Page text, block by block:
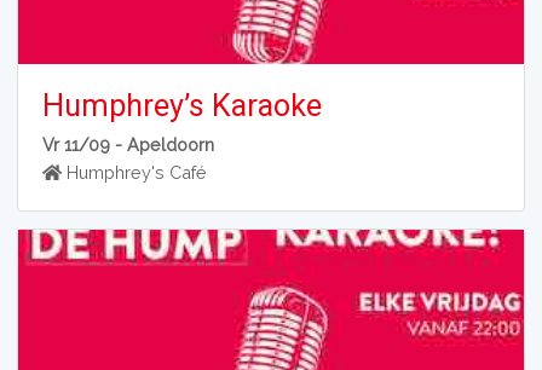
Humphrey’s Karaoke
Vr 11/09 -Apeldoorn
Humphrey's Café